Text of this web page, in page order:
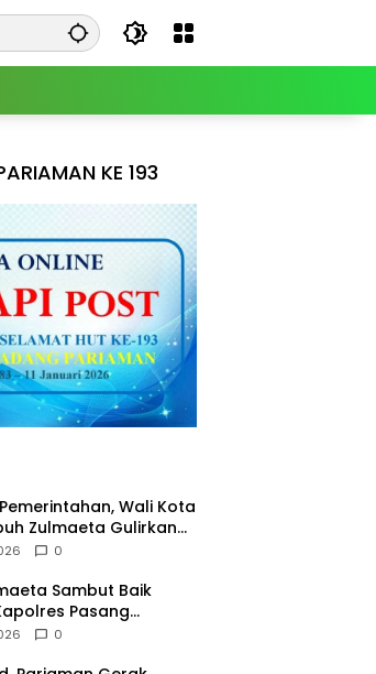
KE 193
Wali Kota
Zulmaeta Gulirkan
0
Sambut Baik
Pasang
Lalin
0